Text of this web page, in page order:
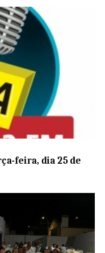
feira, dia 25 de